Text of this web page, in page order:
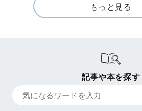
もっと見る
記事や本を探す